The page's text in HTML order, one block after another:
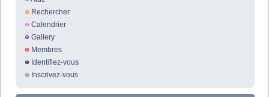
Rechercher
Calendrier
Gallery
Membres
Identifiez-vous
Inscrivez-vous